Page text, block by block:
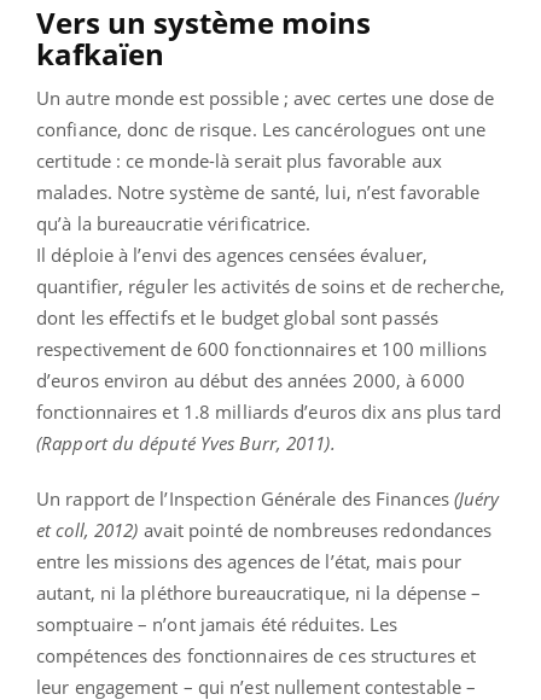
Vers un système moins
kafkaïen
Un autre monde est possible ; avec certes une dose de
confiance, donc de risque. Les cancérologues ont une
certitude : ce monde-là serait plus favorable aux
malades. Notre système de santé, lui, n’est favorable
qu’à la bureaucratie vérificatrice.
Il déploie à l’envi des agences censées évaluer,
quantifier, réguler les activités de soins et de recherche,
dont les effectifs et le budget global sont passés
respectivement de 600 fonctionnaires et 100 millions
d’euros environ au début des années 2000, à 6000
fonctionnaires et 1.8 milliards d’euros dix ans plus tard
(Rapport du député Yves Burr, 2011).
Un rapport de l’Inspection Générale des Finances (Juéry
et coll, 2012) avait pointé de nombreuses redondances
entre les missions des agences de l’état, mais pour
autant, ni la pléthore bureaucratique, ni la dépense –
somptuaire – n’ont jamais été réduites. Les
compétences des fonctionnaires de ces structures et
leur engagement – qui n’est nullement contestable –